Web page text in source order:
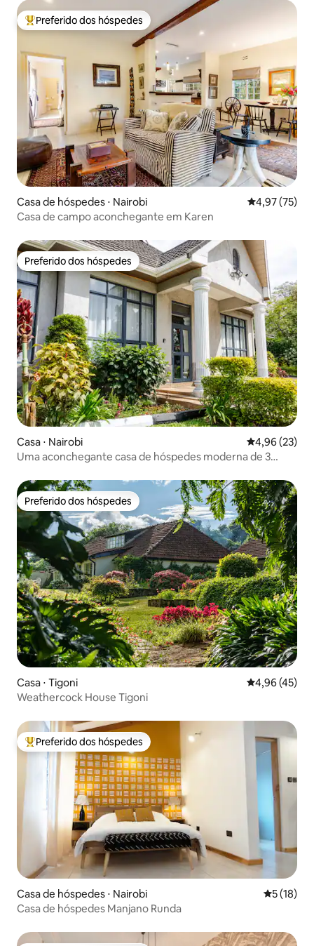
Entre os melhores preferidos dos hóspedes
Preferido dos hóspedes
Casa de hóspedes ⋅ Nairobi 4,97 de uma
4,97 (75)
Casa de campo aconchegante em Karen
Preferido dos hóspedes
Preferido dos hóspedes
Casa ⋅ Nairobi 4,96 de uma
4,96 (23)
Uma aconchegante casa de hóspedes moderna de 3
Preferido dos hóspedes
Preferido dos hóspedes
Casa ⋅ Tigoni 4,96 de uma
4,96 (45)
Weathercock House Tigoni
Entre os melhores preferidos dos hóspedes
Preferido dos hóspedes
Casa de hóspedes ⋅ Nairobi 5 de uma
5 (18)
Casa de hóspedes Manjano Runda